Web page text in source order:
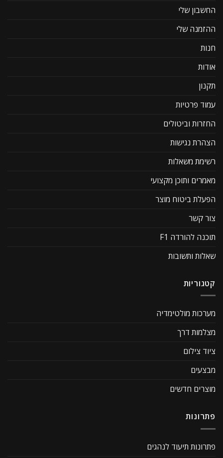
החשבון שלי
ההזמנה שלי
חנות
אודות
תקנון
עמוד פרטיות
החזרות וביטולים
הצהרת נגישות
רשימת משאלות
מאמרים ותוכן מקצועי
הפעלת ביטוח מוצר
צור קשר
תוכנה להורדה F1
שאלות ותשובות
קטגוריות
מערכות מולטימדיה
מצלמות דרך
ציוד צילום
מבצעים
מוצרים חדשים
פתרונות
פתרונות תיעוד לנהגים